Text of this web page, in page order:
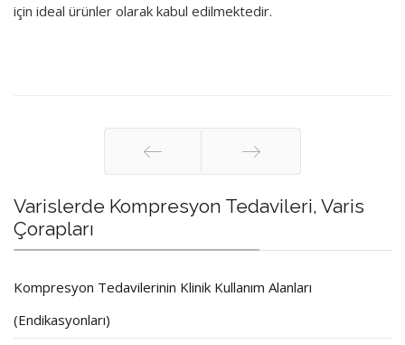
için ideal ürünler olarak kabul edilmektedir.
Sonraki
Varislerde Kompresyon Tedavileri, Varis
Çorapları
Kompresyon Tedavilerinin Klinik Kullanım Alanları
(Endikasyonları)